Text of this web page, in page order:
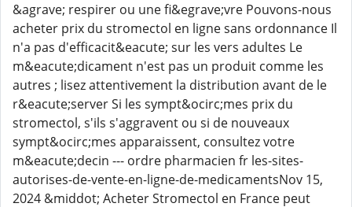
&agrave; respirer ou une fi&egrave;vre Pouvons-nous
acheter prix du stromectol en ligne sans ordonnance Il
n'a pas d'efficacit&eacute; sur les vers adultes Le
m&eacute;dicament n'est pas un produit comme les
autres ; lisez attentivement la distribution avant de le
r&eacute;server Si les sympt&ocirc;mes prix du
stromectol, s'ils s'aggravent ou si de nouveaux
sympt&ocirc;mes apparaissent, consultez votre
m&eacute;decin --- ordre pharmacien fr les-sites-
autorises-de-vente-en-ligne-de-medicamentsNov 15,
2024 &middot; Acheter Stromectol en France peut